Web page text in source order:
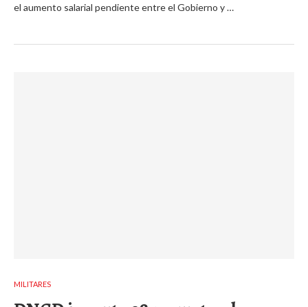
el aumento salarial pendiente entre el Gobierno y …
MILITARES